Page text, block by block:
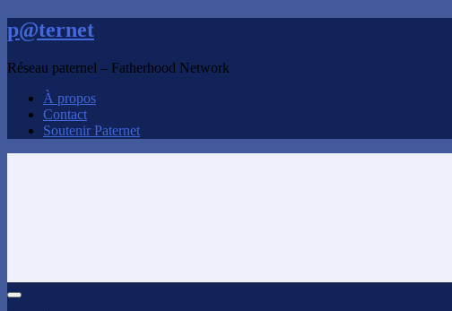
p@ternet
Réseau paternel – Fatherhood Network
À propos
Contact
Soutenir Paternet